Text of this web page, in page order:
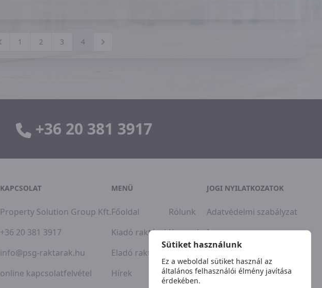
1 2 3 4
+36 20 381 3917
KAPCSOLAT
Property Solution Group Kft.
+36 20 381 3917
info@psg-raktarak.hu
online kapcsolatfelvétel
MENÜ
Főoldal
Kiadó raktárak
Eladó raktárak
Hírek
Rólunk
Kapcsolat
JOGI NYILATKOZATOK
Adatvédelmi szabályzat
Impresszum
Sütiket használunk
Ez a weboldal sütiket használ az
általános felhasználói élmény javítása
érdekében.